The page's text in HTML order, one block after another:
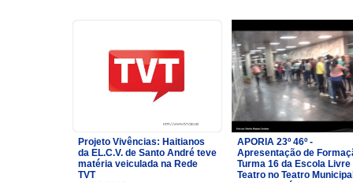
Projeto Vivências: Haitianos
da EL.C.V. de Santo André teve
matéria veiculada na Rede
TVT
APORIA 23º 46º -
Apresentação de
Turma 16 da Escola Livre
Teatro no Teatro